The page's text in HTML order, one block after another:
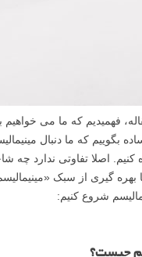
فهمیدیم که ما می
بگوییم که ما دنبال
کنیم. اصلا تفاوتی ندارد
بهره گیری از سبک
شروع کنیم:
چیست؟